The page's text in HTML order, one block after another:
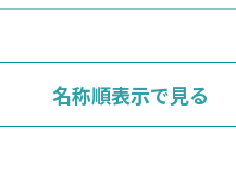
名称順表示で見る